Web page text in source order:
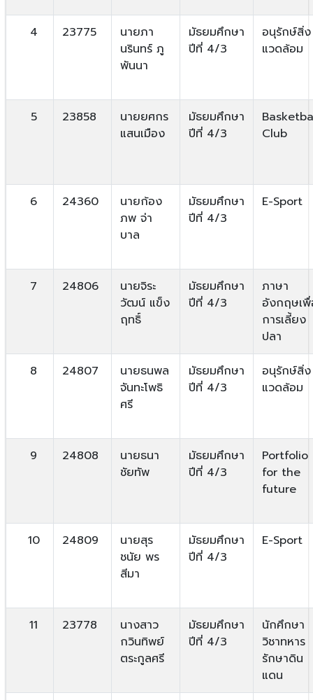
4 23775
นายภา
นรินทร์ ภู
พันนา
มัธยมศึกษา
ปีที่ 4/3
อนุรักษ์สิ่ง
แวดล้อม
5 23858
นายยศกร
แสนเมือง
มัธยมศึกษา
ปีที่ 4/3
Club
6 24360
นายก้อง
ภพ จ่า
บาล
มัธยมศึกษา
ปีที่ 4/3
E-Sport
7 24806
นายจิระ
วัฒน์ แข็ง
ฤทธิ์
มัธยมศึกษา
ปีที่ 4/3
ภาษา
อังกฤษเ
การเลี้ยง
ปลา
8 24807
นายธนพล
จันทะโพธิ
ศรี
มัธยมศึกษา
ปีที่ 4/3
อนุรักษ์สิ่ง
แวดล้อม
9 24808
นายธนา
ชัยทัพ
มัธยมศึกษา
ปีที่ 4/3
Portfolio
for the
future
10 24809
นายสุร
ชนัย พร
สีมา
มัธยมศึกษา
ปีที่ 4/3
E-Sport
11 23778
นางสาว
กวินทิพย์
ตระกูลศรี
มัธยมศึกษา
ปีที่ 4/3
นักศึกษา
วิชาทหาร
รักษาดิน
แดน